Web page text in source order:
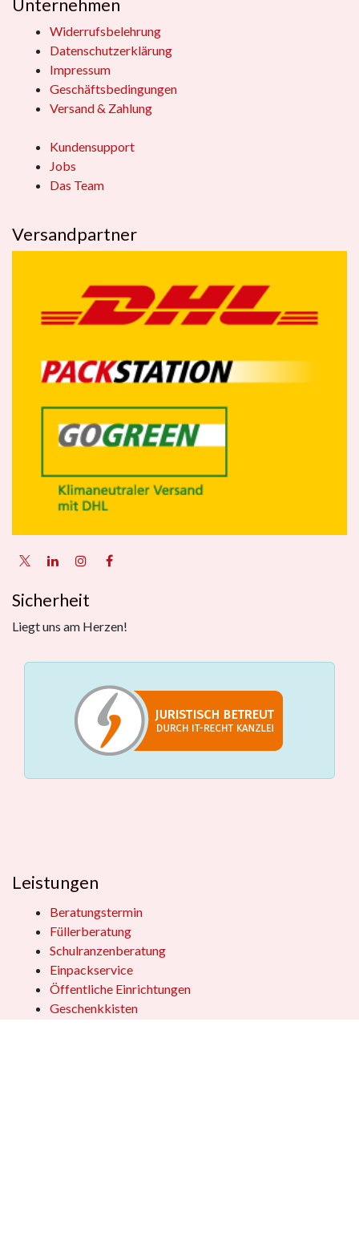
Unternehmen
Widerrufsbelehrung
Datenschutzerklärung
Impressum
Geschäftsbedingungen
Versand & Zahlung
Kundensupport
Jobs
Das Team
Versandpartner
Sicherheit
Liegt uns am Herzen!
Leistungen
Beratungstermin
Füllerberatung
Schulranzenberatung
Einpackservice
Öffentliche Einrichtungen
Geschenkkisten